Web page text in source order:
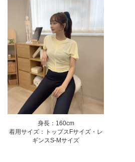
身長：160cm
着用サイズ：トップスFサイズ・レ
ギンスS-Mサイズ